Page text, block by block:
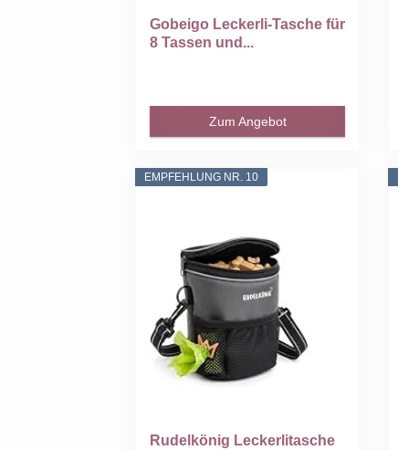
Gobeigo Leckerli-Tasche für
8 Tassen und...
Zum Angebot
EMPFEHLUNG NR. 10
Rudelkönig Leckerlitasche